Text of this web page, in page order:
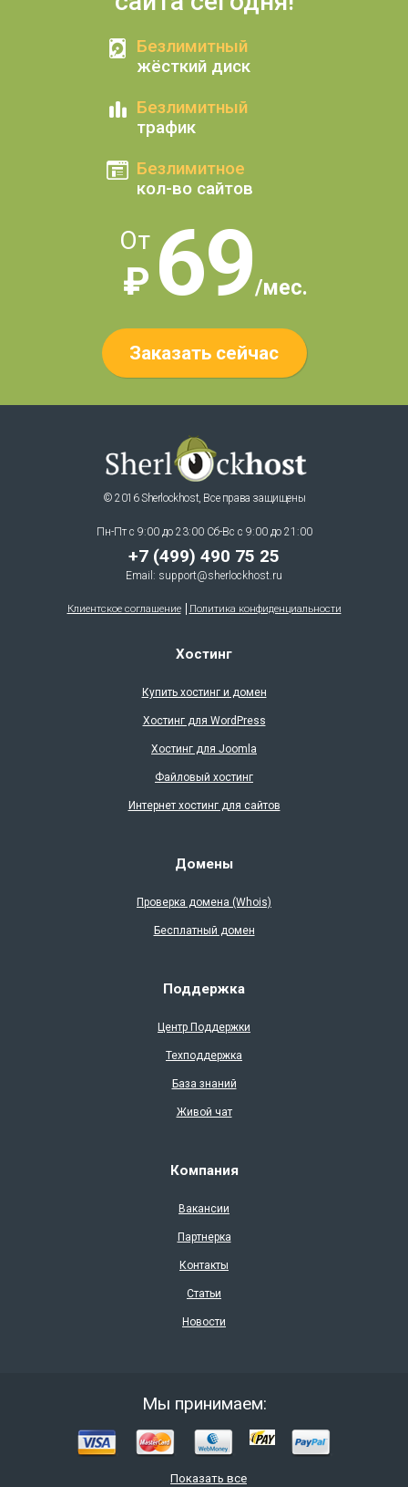
Безлимитный
жёсткий диск
Безлимитный
трафик
Безлимитное
кол-во сайтов
От
₽ 69/мес.
Заказать сейчас
© 2016 Sherlockhost, Все права защищены
Пн-Пт с 9:00 до 23:00 Сб-Вс с 9:00 до 21:00
+7 (499) 490 75 25
Email: support@sherlockhost.ru
Клиентское соглашение Политика конфиденциальности
Хостинг
Купить хостинг и домен
Хостинг для WordPress
Хостинг для Joomla
Файловый хостинг
Интернет хостинг для сайтов
Домены
Проверка доменa (Whois)
Бесплатный домен
Поддержка
Центр Поддержки
Техподдержка
База знаний
Живой чат
Компания
Вакансии
Партнерка
Контакты
Статьи
Новости
Мы принимаем:
Показать все